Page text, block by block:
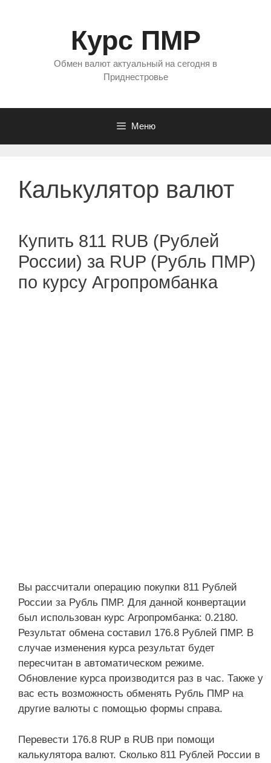
Курс ПМР
Обмен валют актуальный на сегодня в
Приднестровье
Меню
Калькулятор валют
Купить 811 RUB (Рублей
России) за RUP (Рубль ПМР)
по курсу Агропромбанка
Вы рассчитали операцию покупки 811 Рублей
России за Рубль ПМР. Для данной конвертации
был использован курс Агропромбанка: 0.2180.
Результат обмена составил 176.8 Рублей ПМР. В
случае изменения курса результат будет
пересчитан в автоматическом режиме.
Обновление курса производится раз в час. Также у
вас есть возможность обменять Рубль ПМР на
другие валюты с помощью формы справа.
Перевести 176.8 RUP в RUB при помощи
калькулятора валют. Сколько 811 Рублей России в